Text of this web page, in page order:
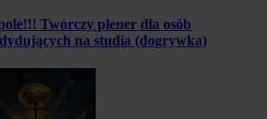
Twórczy plener dla osób
na studia (dogrywka)